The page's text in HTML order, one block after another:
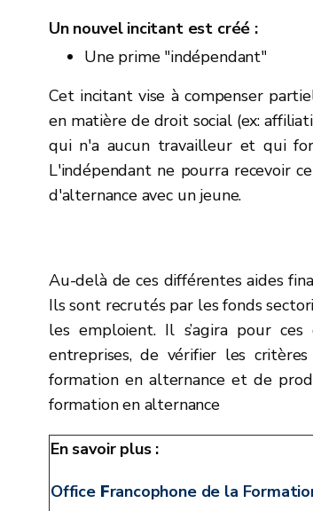
Un nouvel incitant est créé :
Une prime "indépendant"
Cet incitant vise à compenser
en matière de droit social (ex:
qui n'a aucun travailleur et qui
L'indépendant ne pourra recevoir
d'alternance avec un jeune.
Au-delà de ces différentes aides
Ils sont recrutés par les fonds
les emploient. Il s’agira pour
entreprises, de vérifier les
formation en alternance et de
formation en alternance
En savoir plus :
Office Francophone de la